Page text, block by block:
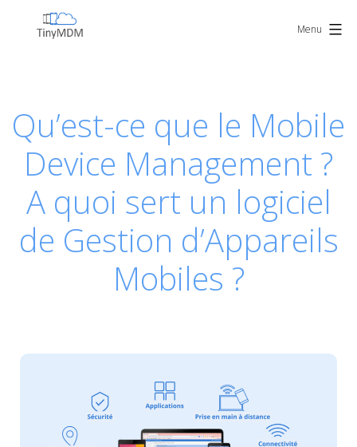
TinyMDM Menu
Qu’est-ce que le Mobile
Device Management ?
A quoi sert un logiciel
de Gestion d’Appareils
Mobiles ?